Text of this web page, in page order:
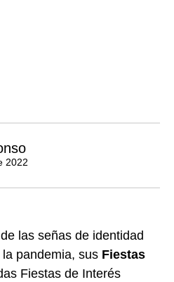
2022
las señas de identidad
pandemia, sus Fiestas
Fiestas de Interés